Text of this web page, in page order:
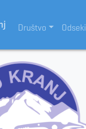
Društvo Odseki